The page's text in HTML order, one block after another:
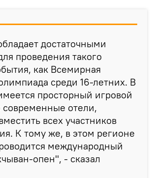
достаточными
проведения такого
как Всемирная
среди 16-летних. В
просторный игровой
современные отели,
всех участников
К тому же, в этом регионе
международный
опен", - сказал